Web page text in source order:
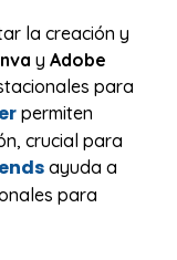
la creación y
y Adobe
para
permiten
crucial para
ayuda a
para